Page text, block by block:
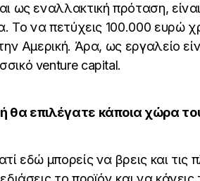
ως εναλλακτική πρόταση,
Το να πετύχεις 100.000 ευρώ
Αμερική. Άρα, ως εργαλείο
venture capital.
θα επιλέγατε κάποια χώρα
εδώ μπορείς να βρεις και τις